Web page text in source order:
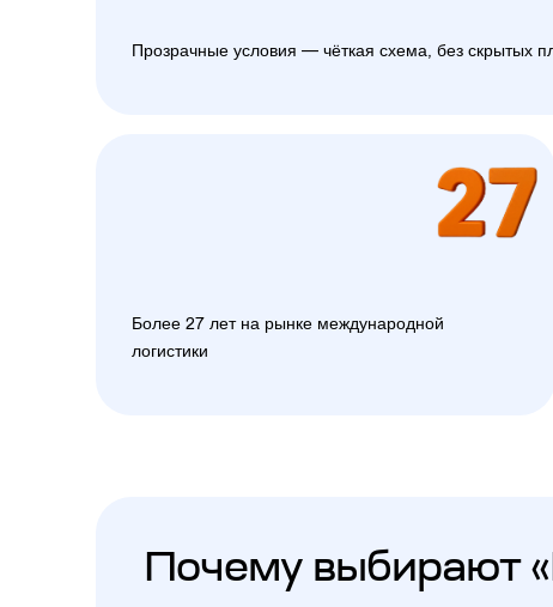
Прозрачные условия — чёткая схема, без скрытых
Более 27 лет на рынке международной
логистики
Почему выбирают